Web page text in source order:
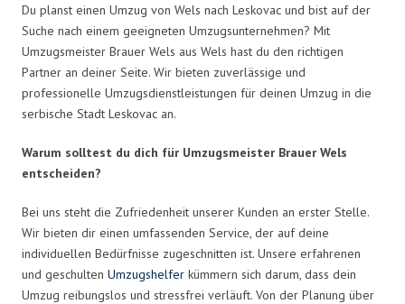
Du planst einen Umzug von Wels nach Leskovac und bist auf der
Suche nach einem geeigneten Umzugsunternehmen? Mit
Umzugsmeister Brauer Wels aus Wels hast du den richtigen
Partner an deiner Seite. Wir bieten zuverlässige und
professionelle Umzugsdienstleistungen für deinen Umzug in die
serbische Stadt Leskovac an.
Warum solltest du dich für Umzugsmeister Brauer Wels
entscheiden?
Bei uns steht die Zufriedenheit unserer Kunden an erster Stelle.
Wir bieten dir einen umfassenden Service, der auf deine
individuellen Bedürfnisse zugeschnitten ist. Unsere erfahrenen
und geschulten Umzugshelfer kümmern sich darum, dass dein
Umzug reibungslos und stressfrei verläuft. Von der Planung über